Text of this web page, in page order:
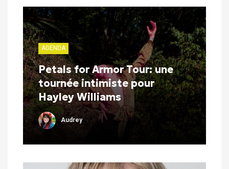
AGENDA
Petals for Armor Tour: une
tournée intimiste pour
Hayley Williams
Audrey